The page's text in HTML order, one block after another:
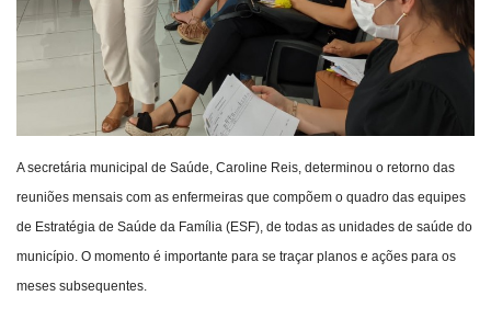
A secretária municipal de Saúde, Caroline Reis, determinou o retorno das
reuniões mensais com as enfermeiras que compõem o quadro das equipes
de Estratégia de Saúde da Família (ESF), de todas as unidades de saúde do
município. O momento é importante para se traçar planos e ações para os
meses subsequentes.